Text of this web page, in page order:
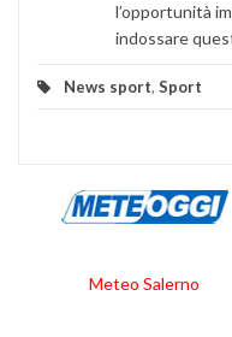
l’opportunità
indossare
News sport, Sport
Meteo Salerno